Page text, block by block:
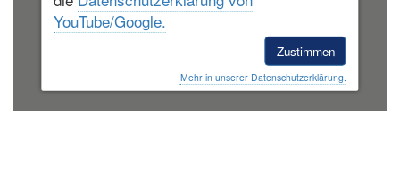
YouTube/Google.
Zustimmen
Mehr in unserer Datenschutzerklärung.